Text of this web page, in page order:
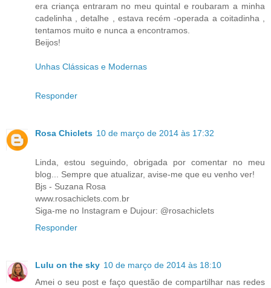
era criança entraram no meu quintal e roubaram a minha
cadelinha , detalhe , estava recém -operada a coitadinha ,
tentamos muito e nunca a encontramos.
Beijos!
Unhas Clássicas e Modernas
Responder
Rosa Chiclets 10 de março de 2014 às 17:32
Linda, estou seguindo, obrigada por comentar no meu
blog... Sempre que atualizar, avise-me que eu venho ver!
Bjs - Suzana Rosa
www.rosachiclets.com.br
Siga-me no Instagram e Dujour: @rosachiclets
Responder
Lulu on the sky 10 de março de 2014 às 18:10
Amei o seu post e faço questão de compartilhar nas redes